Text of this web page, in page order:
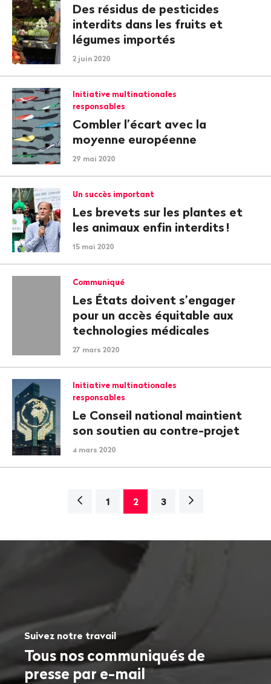
Des résidus de pesticides
interdits dans les fruits et
légumes importés
2 juin 2020
Initiative multinationales
responsables
Combler l’écart avec la
moyenne européenne
29 mai 2020
Un succès important
Les brevets sur les plantes et
les animaux enfin interdits !
15 mai 2020
Communiqué
Les États doivent s’engager
pour un accès équitable aux
technologies médicales
27 mars 2020
Initiative multinationales
responsables
Le Conseil national maintient
son soutien au contre-projet
4 mars 2020
Navigation
1 2 3
Page
Suivez notre travail
Tous nos communiqués de
presse par e-mail